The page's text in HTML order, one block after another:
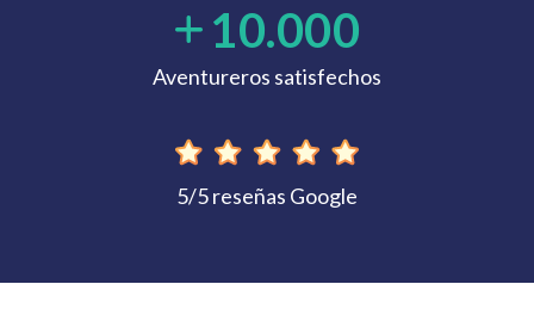
10.000
Aventureros satisfechos
5/5 reseñas Google